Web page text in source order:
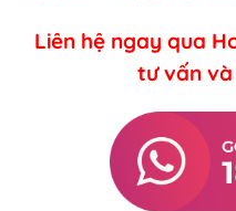
Liên hệ ngay qua
tư vấn